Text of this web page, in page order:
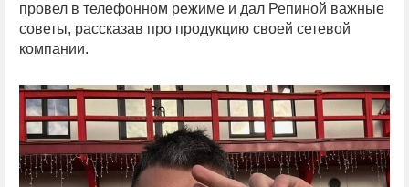
провел в телефонном режиме и дал Репиной важные
советы, рассказав про продукцию своей сетевой
компании.